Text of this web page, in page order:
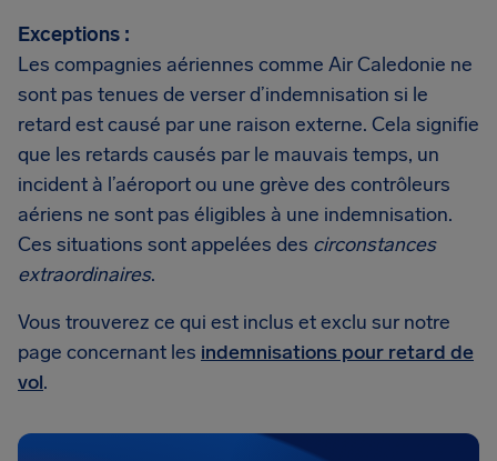
Exceptions :
Les compagnies aériennes comme Air Caledonie ne
sont pas tenues de verser d’indemnisation si le
retard est causé par une raison externe. Cela signifie
que les retards causés par le mauvais temps, un
incident à l’aéroport ou une grève des contrôleurs
aériens ne sont pas éligibles à une indemnisation.
Ces situations sont appelées des circonstances
extraordinaires.
Vous trouverez ce qui est inclus et exclu sur notre
page concernant les indemnisations pour retard de
vol.